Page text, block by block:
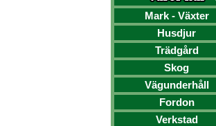
Mark - Växter
Husdjur
Trädgård
Skog
Vägunderhåll
Fordon
Verkstad